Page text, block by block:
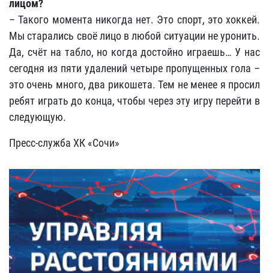
лицом?
– Такого момента никогда нет. Это спорт, это хоккей.
Мы старались своё лицо в любой ситуации не уронить.
Да, счёт на табло, но когда достойно играешь… У нас
сегодня из пяти удалений четыре пропущенных гола –
это очень много, два рикошета. Тем не менее я просил
ребят играть до конца, чтобы через эту игру перейти в
следующую.
Пресс-служба ХК «Сочи»